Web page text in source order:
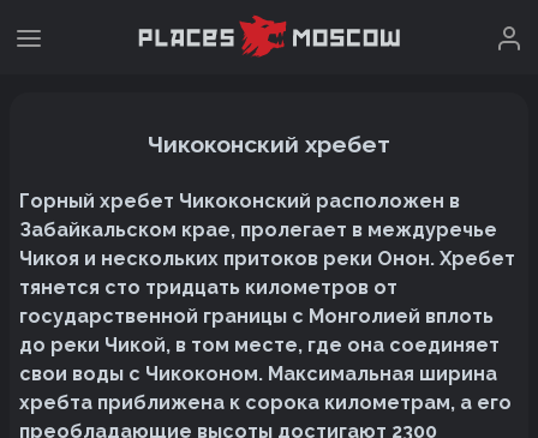
Чикоконский хребет
Горный хребет Чикоконский расположен в
Забайкальском крае, пролегает в междуречье
Чикоя и нескольких притоков реки Онон. Хребет
тянется сто тридцать километров от
государственной границы с Монголией вплоть
до реки Чикой, в том месте, где она соединяет
свои воды с Чикоконом. Максимальная ширина
хребта приближена к сорока километрам, а его
преобладающие высоты достигают 2300